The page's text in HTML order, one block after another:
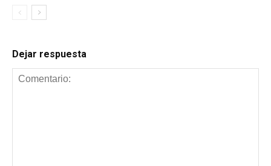
Dejar respuesta